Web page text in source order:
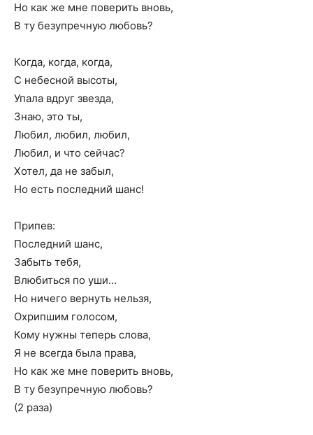
Но как же мне поверить вновь,
В ту безупречную любовь?
Когда, когда, когда,
С небесной высоты,
Упала вдруг звезда,
Знаю, это ты,
Любил, любил, любил,
Любил, и что сейчас?
Хотел, да не забыл,
Но есть последний шанс!
Припев:
Последний шанс,
Забыть тебя,
Влюбиться по уши…
Но ничего вернуть нельзя,
Охрипшим голосом,
Кому нужны теперь слова,
Я не всегда была права,
Но как же мне поверить вновь,
В ту безупречную любовь?
(2 раза)